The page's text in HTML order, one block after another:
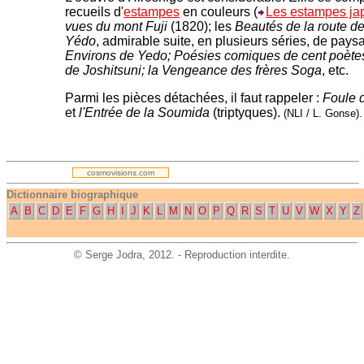
recueils d'estampes en couleurs (
Les estampes
vues du mont Fuji (1820); les Beautés de la route
Yédo, admirable suite, en plusieurs séries, de
Environs de Yedo; Poésies comiques de cent
de Joshitsuni; la Vengeance des frères Soga, etc.
Parmi les pièces détachées, il faut rappeler : Foule
etl'Entrée de la Soumida (triptyques). (NLI / L. Gonse).
.
cosmovisions.com
Dictionnaire biographique
A
B C D E F G H J K L M N O P Q R S T U V W X Y Z
© Serge Jodra, 2012. - Reproduction interdite.